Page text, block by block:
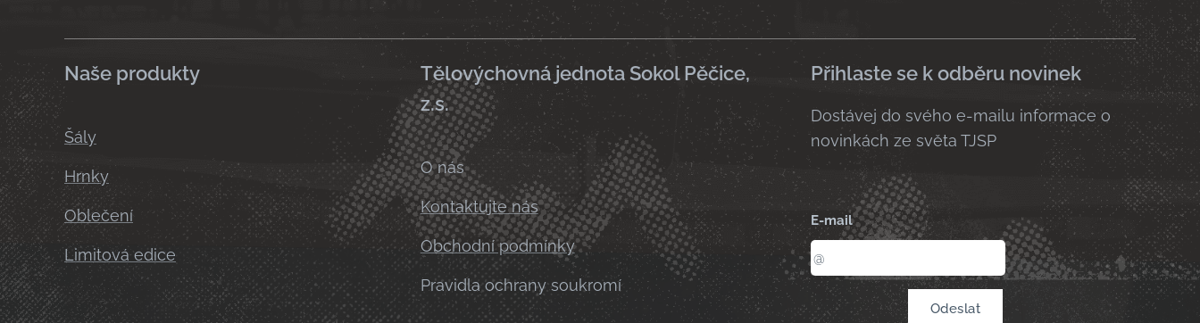
Naše produkty
Šály
Hrnky
Oblečení
Limitová edice
Tělovýchovná jednota Sokol Pěčice,
z.s.
O nás
Kontaktujte nás
Obchodní podmínky
Pravidla ochrany soukromí
Přihlaste se k odběru novinek
Dostávej do svého e-mailu informace o
novinkách ze světa TJSP
E-mail
Odeslat